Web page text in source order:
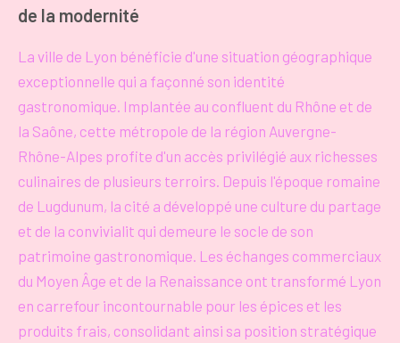
de la modernité
La ville de Lyon bénéficie d'une situation géographique
exceptionnelle qui a façonné son identité
gastronomique. Implantée au confluent du Rhône et de
la Saône, cette métropole de la région Auvergne-
Rhône-Alpes profite d'un accès privilégié aux richesses
culinaires de plusieurs terroirs. Depuis l'époque romaine
de Lugdunum, la cité a développé une culture du partage
et de la convivialit qui demeure le socle de son
patrimoine gastronomique. Les échanges commerciaux
du Moyen Âge et de la Renaissance ont transformé Lyon
en carrefour incontournable pour les épices et les
produits frais, consolidant ainsi sa position stratégique